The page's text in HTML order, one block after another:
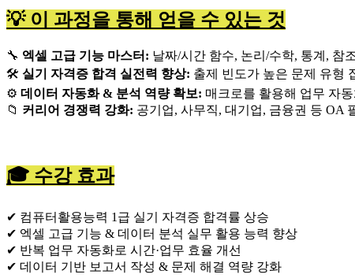
💡 이 과정을 통해 얻을 수 있는 것
🔧 엑셀 고급 기능 마스터: 날짜/시간 함수, 논리/수학, 통계, 참
🛠 실기 자격증 합격 실전력 향상: 출제 빈도가 높은 문제 유형
⚙️ 데이터 자동화 & 분석 역량 확보: 매크로를 활용해 업무 자
📁 커리어 경쟁력 강화: 공기업, 사무직, 대기업, 금융권 등 OA
🎓 수강 효과
✔ 컴퓨터활용능력 1급 실기 자격증 합격률 상승
✔ 엑셀 고급 기능 & 데이터 분석 실무 활용 능력 향상
✔ 반복 업무 자동화로 시간·업무 효율 개선
✔ 데이터 기반 보고서 작성 & 문제 해결 역량 강화